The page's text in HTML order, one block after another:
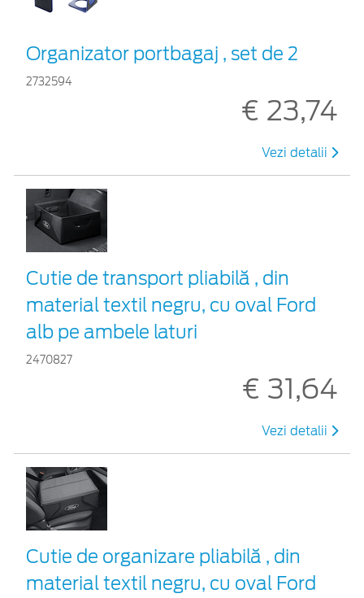
Organizator portbagaj , set de 2
2732594
€ 23,74
Vezi detalii
Cutie de transport pliabilă , din
material textil negru, cu oval Ford
alb pe ambele laturi
2470827
€ 31,64
Vezi detalii
Cutie de organizare pliabilă , din
material textil negru, cu oval Ford